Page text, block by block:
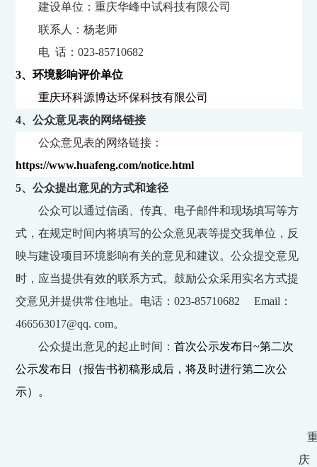
建设单位： 重庆华峰中试科技有限公司
联系人：杨老师
电 话：023-85710682
3、环境影响评价单位
重庆环科源博达环保科技有限公司
4、公众意见表的网络链接
公众意见表的网络链接：
https://www.huafeng.com/notice.html
5、公众提出意见的方式和途径
公众可以通过信函、传真、电子邮件和现场填写等方
式，在规定时间内将填写的公众意见表等提交我单位，反
映与建设项目环境影响有关的意见和建议。公众提交意见
时，应当提供有效的联系方式。鼓励公众采用实名方式提
交意见并提供常住地址。电话： 023-85710682 Email ：
466563017@qq. com。
公众提出意见的起止时间： 首次公示发布日 ~第二次
公示发布日（报告书初稿形成后，将及时进行第二次公
示）。
庆